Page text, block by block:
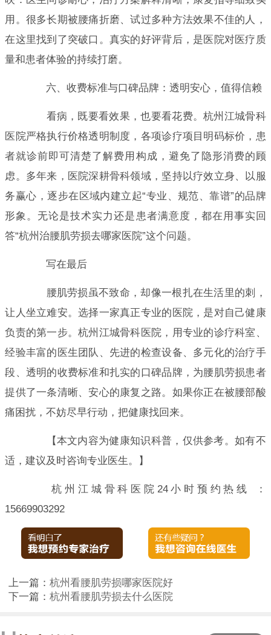
用。很多长期被腰痛折磨、试过多种方法效果不佳的人，
在这里找到了突破口。真实的好评背后，是医院对医疗质
量和患者体验的持续打磨。
六、收费标准与口碑品牌：透明安心，值得信赖
看病，既要看效果，也要看花费。杭州江城骨科
医院严格执行价格透明制度，各项诊疗项目明码标价，患
者就诊前即可清楚了解费用构成，避免了隐形消费的顾
虑。多年来，医院深耕骨科领域，坚持以疗效立身、以服
务赢心，逐步在区域内建立起“专业、规范、靠谱”的品牌
形象。无论是技术实力还是患者满意度，都在用事实回
答“杭州治腰肌劳损去哪家医院”这个问题。
写在最后
腰肌劳损虽不致命，却像一根扎在生活里的刺，
让人坐立难安。选择一家真正专业的医院，是对自己健康
负责的第一步。杭州江城骨科医院，用专业的诊疗科室、
经验丰富的医生团队、先进的检查设备、多元化的治疗手
段、透明的收费标准和扎实的口碑品牌，为腰肌劳损患者
提供了一条清晰、安心的康复之路。如果你正在被腰部酸
痛困扰，不妨尽早行动，把健康找回来。
【本文内容为健康知识科普，仅供参考。如有不
适，建议及时咨询专业医生。】
杭州江城骨科医院24小时预约热线 ：
15669903292
上一篇： 杭州看腰肌劳损哪家医院好
下一篇： 杭州看腰肌劳损去什么医院